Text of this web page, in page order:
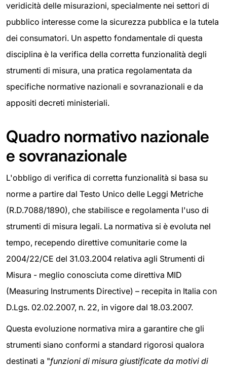
veridicità delle misurazioni, specialmente nei settori di
pubblico interesse come la sicurezza pubblica e la tutela
dei consumatori. Un aspetto fondamentale di questa
disciplina è la verifica della corretta funzionalità degli
strumenti di misura, una pratica regolamentata da
specifiche normative nazionali e sovranazionali e da
appositi decreti ministeriali.
Quadro normativo nazionale
e sovranazionale
L'obbligo di verifica di corretta funzionalità si basa su
norme a partire dal Testo Unico delle Leggi Metriche
(R.D.7088/1890), che stabilisce e regolamenta l'uso di
strumenti di misura legali. La normativa si è evoluta nel
tempo, recependo direttive comunitarie come la
2004/22/CE del 31.03.2004 relativa agli Strumenti di
Misura - meglio conosciuta come direttiva MID
(Measuring Instruments Directive) – recepita in Italia con
D.Lgs. 02.02.2007, n. 22, in vigore dal 18.03.2007.
Questa evoluzione normativa mira a garantire che gli
strumenti siano conformi a standard rigorosi qualora
destinati a "funzioni di misura giustificate da motivi di